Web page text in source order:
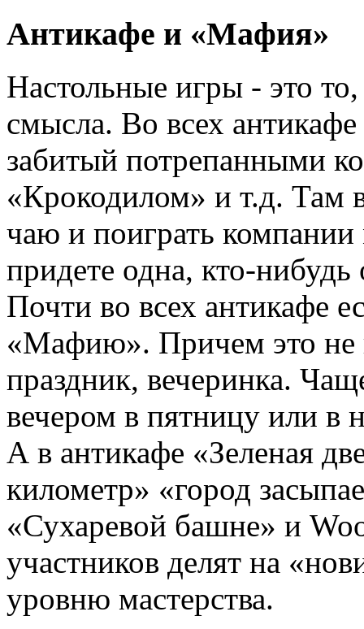
Антикафе и «Мафия»
Настольные игры - это
смысла. Во всех
забитый потрепанными
«Крокодилом» и т.д. Там
чаю и поиграть
придете одна, кто-нибудь
Почти во всех антикафе
«Мафию». Причем это не
праздник, вечеринка.
вечером в пятницу или в
А в антикафе «Зеленая
километр» «город
«Сухаревой башне» и
участников делят на
уровню мастерства.